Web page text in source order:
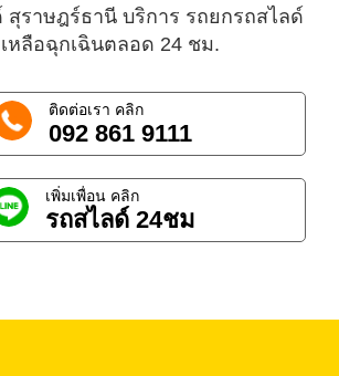
สุราษฎร์ธานี บริการ รถยกรถสไลด์
หลือฉุกเฉินตลอด 24 ชม.
ติดต่อเรา คลิก
092 861 9111
เพิ่มเพื่อน คลิก
รถสไลด์ 24ชม